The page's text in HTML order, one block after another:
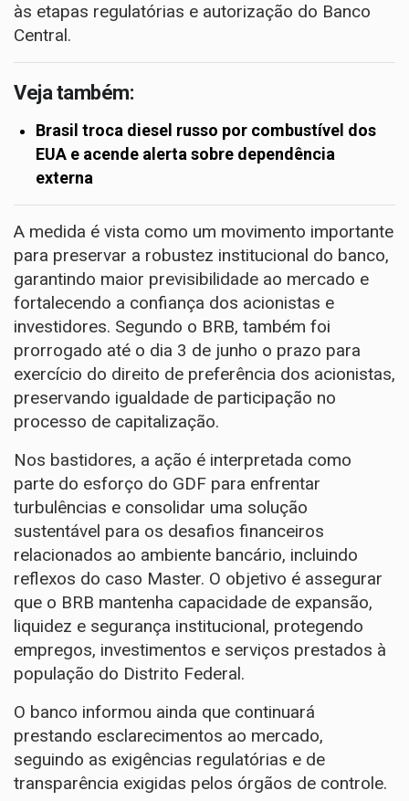
às etapas regulatórias e autorização do Banco
Central.
Veja também:
Brasil troca diesel russo por combustível dos
EUA e acende alerta sobre dependência
externa
A medida é vista como um movimento importante
para preservar a robustez institucional do banco,
garantindo maior previsibilidade ao mercado e
fortalecendo a confiança dos acionistas e
investidores. Segundo o BRB, também foi
prorrogado até o dia 3 de junho o prazo para
exercício do direito de preferência dos acionistas,
preservando igualdade de participação no
processo de capitalização.
Nos bastidores, a ação é interpretada como
parte do esforço do GDF para enfrentar
turbulências e consolidar uma solução
sustentável para os desafios financeiros
relacionados ao ambiente bancário, incluindo
reflexos do caso Master. O objetivo é assegurar
que o BRB mantenha capacidade de expansão,
liquidez e segurança institucional, protegendo
empregos, investimentos e serviços prestados à
população do Distrito Federal.
O banco informou ainda que continuará
prestando esclarecimentos ao mercado,
seguindo as exigências regulatórias e de
transparência exigidas pelos órgãos de controle.